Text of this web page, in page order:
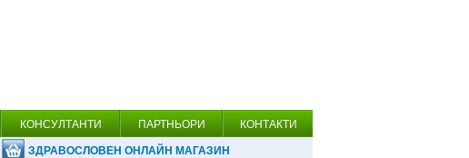
КОНСУЛТАНТИ ПАРТНЬОРИ КОНТАКТИ
ЗДРАВОСЛОВЕН ОНЛАЙН МАГАЗИН